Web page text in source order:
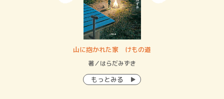
山に抱かれた家 けもの道
著／はらだみずき
もっとみる